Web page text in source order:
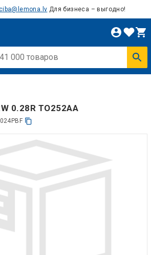
Для бизнеса – выгодно!
0.28R TO252AA